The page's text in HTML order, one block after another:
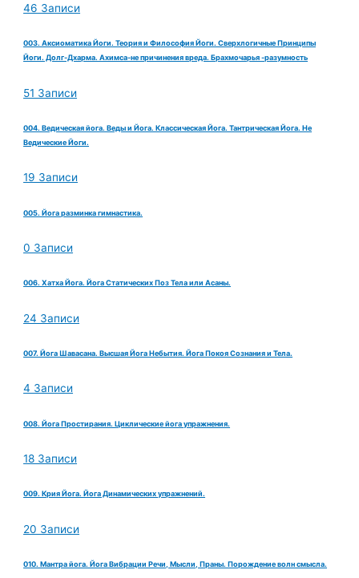
46 Записи
003. Аксиоматика Йоги. Теория и Философия Йоги. Сверхлогичные Принципы
Йоги. Долг-Дхарма. Ахимса-не причинения вреда. Брахмочарья -разумность
51 Записи
004. Ведическая йога. Веды и Йога. Классическая Йога. Тантрическая Йога. Не
Ведические Йоги.
19 Записи
005. Йога разминка гимнастика.
0 Записи
006. Хатха Йога. Йога Статических Поз Тела или Асаны.
24 Записи
007. Йога Шавасана. Высшая Йога Небытия. Йога Покоя Сознания и Тела.
4 Записи
008. Йога Простирания. Циклические йога упражнения.
18 Записи
009. Крия Йога. Йога Динамических упражнений.
20 Записи
010. Мантра йога. Йога Вибрации Речи, Мысли, Праны. Порождение волн смысла.